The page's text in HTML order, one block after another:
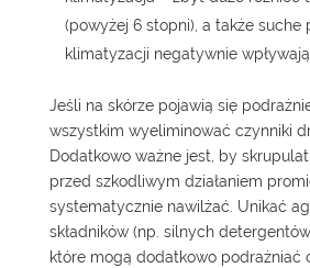
(powyżej 6 stopni), a także suche
klimatyzacji negatywnie
Jeśli na skórze pojawią się
wszystkim wyeliminować czynniki
Dodatkowo ważne jest, by
przed szkodliwym działaniem
systematycznie nawilżać. Unikać
składników (np. silnych
które mogą dodatkowo podrażniać